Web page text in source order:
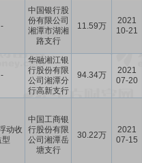
-
中国银行股
份有限公司
湘潭市湖湘
路支行
11.59万
2021
10-21
-
华融湘江银
行股份有限
公司湘潭分
行高新支行
94.34万
2021
07-20
动收
型
中国工商银
行股份有限
公司湘潭岳
塘支行
30.22万
2021
07-15